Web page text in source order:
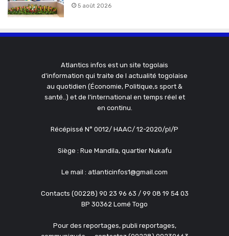
5 août 2026
Atlantics infos est un site togolais
d'information qui traite de l actualité togolaise
au quotidien (Économie, Politique,s sport &
santé..) et de l'international en temps réel et
en continu.
Récépissé N° 0012/ HAAC/ 12-2020/pl/P
Siège : Rue Mandila, quartier Nukafu
Le mail : atlanticinfos1@gmail.com
Contacts (00228) 90 23 96 63 / 99 08 19 54 03
BP 30362 Lomé Togo
Pour des reportages, publi reportages,